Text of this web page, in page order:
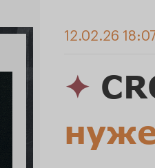
12.02.26
✦